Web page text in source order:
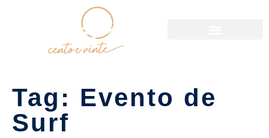
Tag: Evento de
Surf